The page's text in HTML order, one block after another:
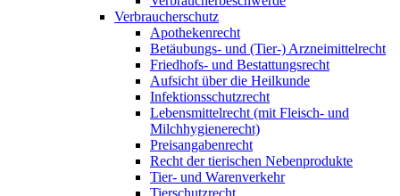
Verbraucherschutz
Apothekenrecht
Betäubungs- und (Tier-) Arzneimittelrecht
Friedhofs- und Bestattungsrecht
Aufsicht über die Heilkunde
Infektionsschutzrecht
Lebensmittelrecht (mit Fleisch- und
Milchhygienerecht)
Preisangabenrecht
Recht der tierischen Nebenprodukte
Tier- und Warenverkehr
Tierschutzrecht